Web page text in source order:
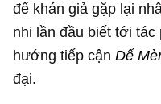
để khán giả gặp lại
nhi lần đầu biết tới
hướng tiếp cậnDế
đại.